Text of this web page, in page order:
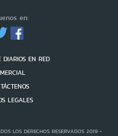
en:
DIARIOS EN RED
LEGALES
LOS DERECHOS RESERVADOS 2019 -